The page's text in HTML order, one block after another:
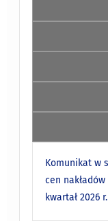
Komunikat w
cen
kwartał 2026 r.